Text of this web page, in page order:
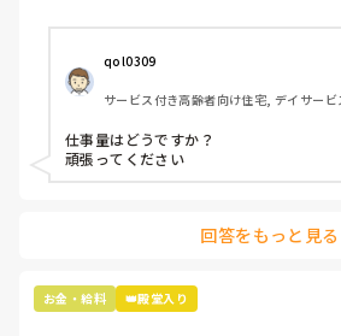
交通費です。
ボーナスは去年9月にスタートしたば
の夏のボーナスまでわかりません。
夏冬とでるそうです。
16年介護の仕事してきて、やっと20万
物価高だから、もうちょっと給料あげ
ちなみに施設形態は看護小規模多機能
qol0309
サービス付き高齢者向け住宅, デイサー
仕事量はどうですか？
頑張ってください
回答をもっと見る
お金・給料 👑殿堂入り